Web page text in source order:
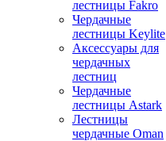
лестницы Fakro
Чердачные
лестницы Keylite
Аксессуары для
чердачных
лестниц
Чердачные
лестницы Astark
Лестницы
чердачные Oman